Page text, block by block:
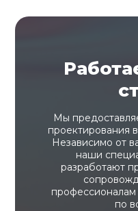
Мы
проектирования
Независимо от
наши
разработают
по